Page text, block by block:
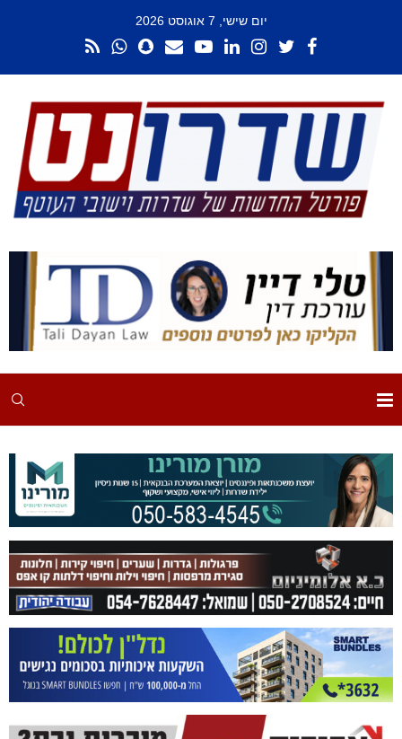
יום שישי, 7 אוגוסט 2026